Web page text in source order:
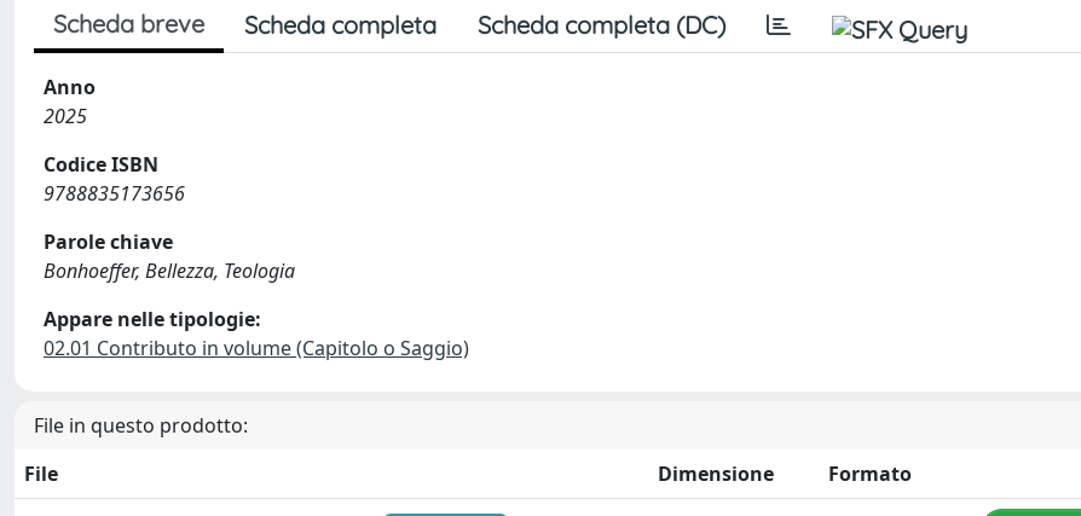
Scheda breve Scheda completa Scheda completa (DC)
Anno
2025
Codice ISBN
9788835173656
Parole chiave
Bonhoeffer, Bellezza, Teologia
Appare nelle tipologie:
02.01 Contributo in volume (Capitolo o Saggio)
File in questo prodotto:
File
Dimensione
Formato